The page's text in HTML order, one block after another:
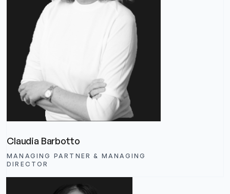
Claudia Barbotto
MANAGING PARTNER & MANAGING
DIRECTOR